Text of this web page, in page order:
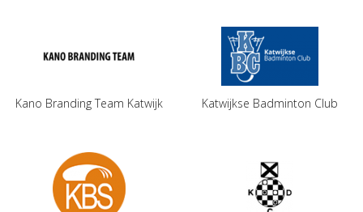
Kano Branding Team Katwijk Katwijkse Badminton Club